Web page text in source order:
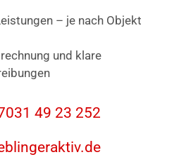
– je nach Objekt
und klare
49 23 252